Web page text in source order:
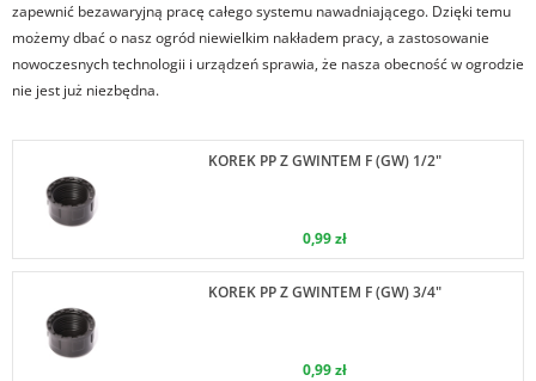
zapewnić bezawaryjną pracę całego systemu nawadniającego. Dzięki temu
możemy dbać o nasz ogród niewielkim nakładem pracy, a zastosowanie
nowoczesnych technologii i urządzeń sprawia, że nasza obecność w ogrodzie
nie jest już niezbędna.
KOREK PP Z GWINTEM F (GW) 1/2"
0,99 zł
KOREK PP Z GWINTEM F (GW) 3/4"
0,99 zł